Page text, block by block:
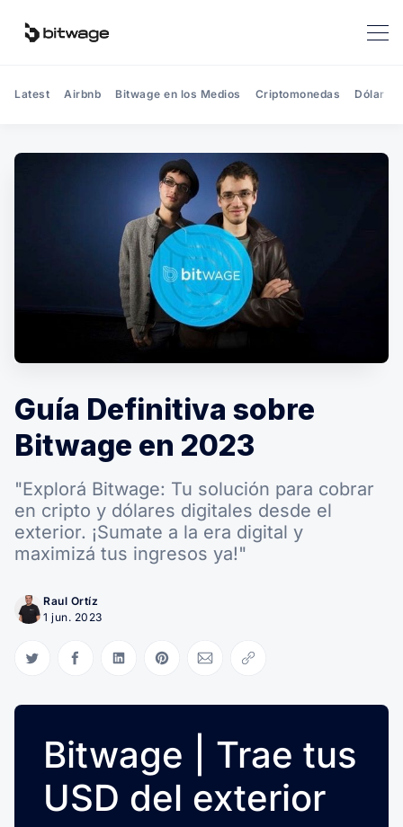
Latest Airbnb Bitwage en los Medios Criptomonedas Dólar
Guía Definitiva sobre
Bitwage en 2023
"Explorá Bitwage: Tu solución para cobrar
en cripto y dólares digitales desde el
exterior. ¡Sumate a la era digital y
maximizá tus ingresos ya!"
Raul Ortíz
1 jun. 2023
Compartir en Twitter
Compartir en Facebook
Compartir en LinkedIn
Compartir en Pinterest
Compartir via Email
Copiar link
Bitwage | Trae tus
USD del exterior